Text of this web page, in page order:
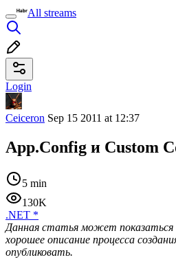
All streams
Login
Ceiceron Sep 15 2011 at 12:37
App.Config и Custom
5 min
130K
.NET *
Данная статья может показаться
хорошее описание процесса
опубликовать.